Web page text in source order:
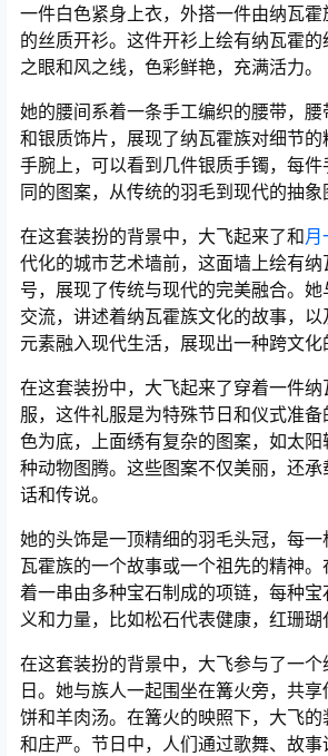
一件白色紧身上衣，外搭一件由纳瓦
的丝质开衫。这件开衫上绘有纳瓦霍
之眼和风之线，色彩鲜艳，充满活力。
她的腰间系着一条手工编织的腰带，
和银质饰片，展现了纳瓦霍族对细节
手腕上，可以看到几件银质手镯，每
同的图案，从传统的羽毛到现代的抽象
在这套装扮的背景中，大飞起来了和月
代化的城市艺术墙前，这面墙上绘有
号，展现了传统与现代的完美融合。
交流，讲述着纳瓦霍族文化的故事，
元素融入现代生活，展现出一种跨文化
在这套装扮中，大飞起来了穿着一件
服，这件礼服是为特殊节日和仪式准
色为底，上面绣有复杂的图案，如太
种动物图腾。这些图案不仅美丽，还
话和传说。
她的头饰是一顶精细的羽毛头冠，每
瓦霍族的一个故事或一个祖先的精神
着一串由多种宝石制成的项链，每种
义和力量，比如松石代表健康，红珊瑚
在这套装扮的背景中，大飞参与了一
日。她与族人一起围坐在篝火旁，共
饼和羊肉汤。在篝火的映照下，大飞
和庄严。节日中，人们通过歌舞、故